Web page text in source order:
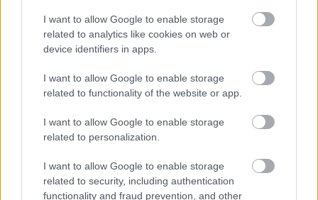
I want to allow Google to enable storage
related to analytics like cookies on web or
device identifiers in apps.
I want to allow Google to enable storage
related to functionality of the website or app.
I want to allow Google to enable storage
related to personalization.
I want to allow Google to enable storage
related to security, including authentication
functionality and fraud prevention, and other
στάθμη της ανθρωπότητας
αποστολών αυτών συνέβαλαλν, στο μέτρο των
δυνατότητων τους, στο να ανεβαίνει αυτή η
στάθμη.
Όμως, είναι ο αγώνας της Παλαιστίνης που γεννά
και διαμορφώνει ακόμη ελεύθερους ανθρώπους.
19 από αυτούς θα υποδεχθούμε σήμερα στο
αεροδρόμιο της Αθήνας.